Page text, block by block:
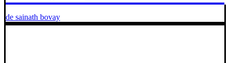
de sainath bovay